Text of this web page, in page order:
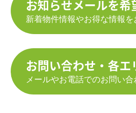
お知らせメールを希
新着物件情報やお得な情報を
お問い合わせ・各エ
メールやお電話でのお問い合